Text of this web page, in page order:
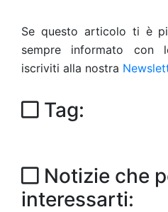
Se questo articolo ti è
sempre informato
iscriviti alla nostra
Tag:
Notizie che
interessarti: